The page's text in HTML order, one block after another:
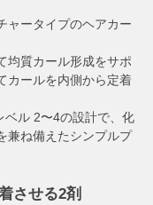
ャータイプのヘアカー
均質カール形成をサポ
カールを内側から定着
ベル 2〜4の設計で、化
兼ね備えたシンプルプ
させる2剤